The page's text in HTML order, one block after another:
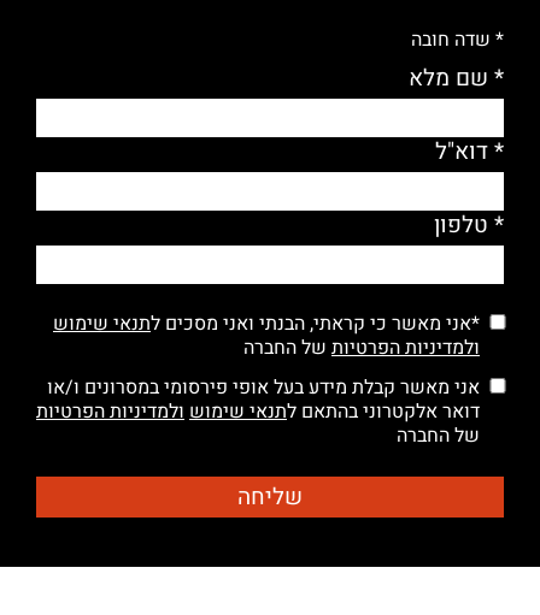
* שדה חובה
* שם מלא
* דוא"ל
* טלפון
*אני מאשר כי קראתי, הבנתי ואני מסכים לתנאי שימוש
ולמדיניות הפרטיות של החברה
אני מאשר קבלת מידע בעל אופי פירסומי במסרונים ו/או
דואר אלקטרוני בהתאם לתנאי שימושולמדיניות הפרטיות
של החברה